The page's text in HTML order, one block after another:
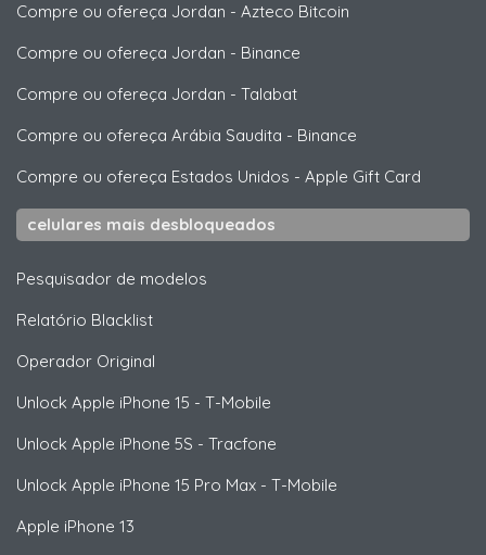
Compre ou ofereça Jordan - Azteco Bitcoin
Compre ou ofereça Jordan - Binance
Compre ou ofereça Jordan - Talabat
Compre ou ofereça Arábia Saudita - Binance
Compre ou ofereça Estados Unidos - Apple Gift Card
celulares mais desbloqueados
Pesquisador de modelos
Relatório Blacklist
Operador Original
Unlock Apple iPhone 15 - T-Mobile
Unlock Apple iPhone 5S - Tracfone
Unlock Apple iPhone 15 Pro Max - T-Mobile
Apple iPhone 13